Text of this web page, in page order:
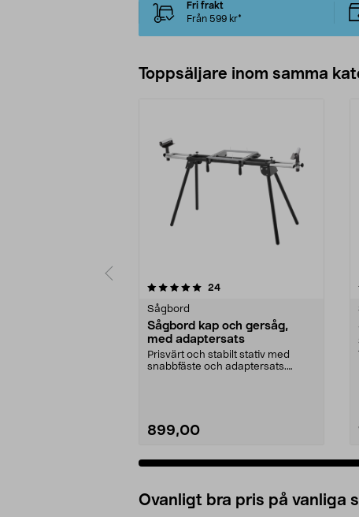
Fri frakt
Från 599 kr*
Toppsäljare inom samma
24recensioner
Sågbord
Sågbord kap och gersåg,
med adaptersats
Prisvärt och stabilt stativ med
snabbfäste och adaptersats.
899,00
4.5 av 5 stjärnor
Ovanligt bra pris på vanliga